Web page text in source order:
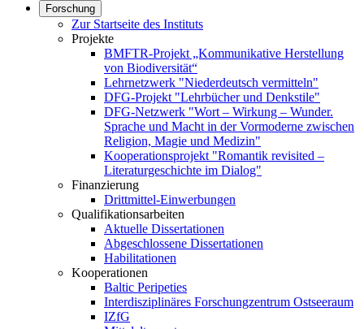
Forschung
Zur Startseite des Instituts
Projekte
BMFTR-Projekt „Kommunikative Herstellung
von Biodiversität“
Lehrnetzwerk "Niederdeutsch vermitteln"
DFG-Projekt "Lehrbücher und Denkstile"
DFG-Netzwerk "Wort – Wirkung – Wunder.
Sprache und Macht in der Vormoderne zwischen
Religion, Magie und Medizin"
Kooperationsprojekt "Romantik revisited –
Literaturgeschichte im Dialog"
Finanzierung
Drittmittel-Einwerbungen
Qualifikationsarbeiten
Aktuelle Dissertationen
Abgeschlossene Dissertationen
Habilitationen
Kooperationen
Baltic Peripeties
Interdisziplinäres Forschungzentrum Ostseeraum
IZfG